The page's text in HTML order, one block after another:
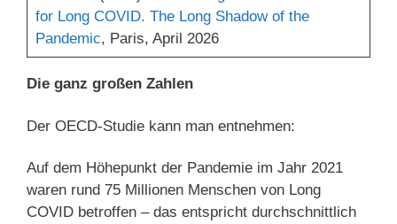
for Long COVID. The Long Shadow of the
Pandemic, Paris, April 2026
Die ganz großen Zahlen
Der OECD-Studie kann man entnehmen:
Auf dem Höhepunkt der Pandemie im Jahr 2021
waren rund 75 Millionen Menschen von Long
COVID betroffen – das entspricht durchschnittlich